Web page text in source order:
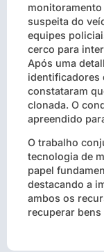
suspeita do
equipes
cerco para
Após uma
identificadores
constataram
clonada. O
apreendido
O trabalho
tecnologia de
papel
destacando a
ambos os
recuperar